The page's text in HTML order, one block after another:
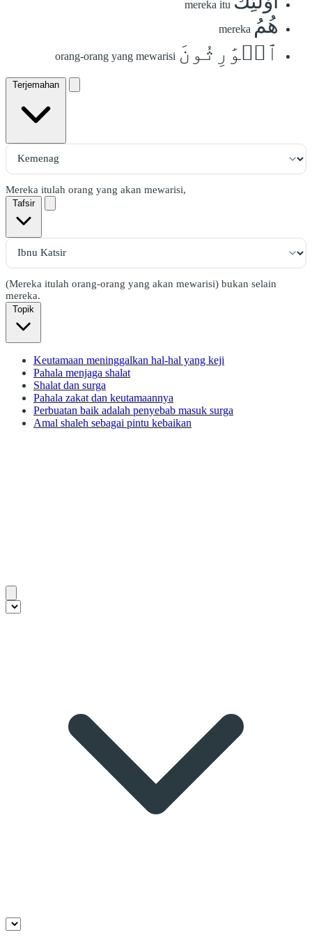
mereka itu
هُمُ mereka
ٱلۡوَٰرِثُونَ orang-orang yang mewarisi
Terjemahan
Mereka itulah orang yang akan mewarisi,
Tafsir
(Mereka itulah orang-orang yang akan mewarisi) bukan selain
mereka.
Topik
Keutamaan meninggalkan hal-hal yang keji
Pahala menjaga shalat
Shalat dan surga
Pahala zakat dan keutamaannya
Perbuatan baik adalah penyebab masuk surga
Amal shaleh sebagai pintu kebaikan